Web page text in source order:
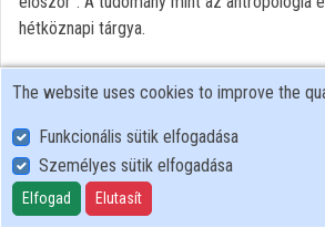
hétköznapi tárgya.
User Policy
Adatkezelési tájékoztató (en)
Cookie Policy
The website uses cookies to improve the
Funkcionális sütik elfogadása
Személyes sütik elfogadása
Elfogad Elutasít